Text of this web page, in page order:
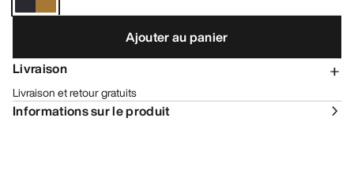
Ajouter au panier
Livraison
Livraison et retour gratuits
Informations sur le produit